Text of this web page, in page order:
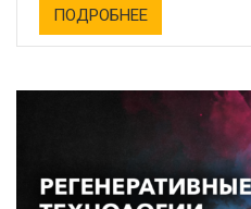
ПОДРОБНЕЕ